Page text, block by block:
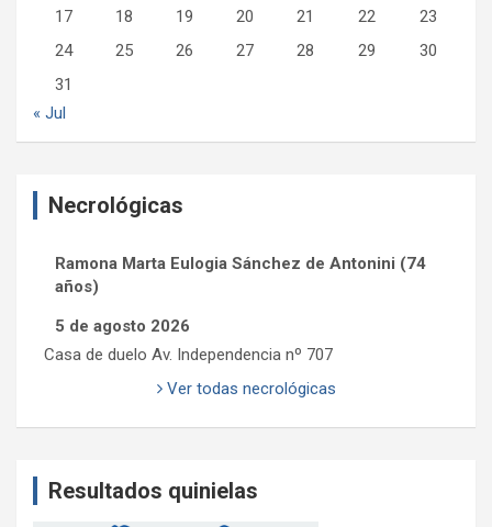
17
18 19 20 21 22
23
24
25 26 27 28 29
30
31
« Jul
Necrológicas
Ramona Marta Eulogia Sánchez de Antonini (74
años)
5 de agosto 2026
Casa de duelo Av. Independencia nº 707
Ver todas necrológicas
Resultados quinielas